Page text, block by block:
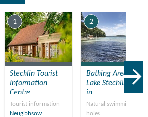
1
Stechlin Tourist
Information
Centre
Tourist information
Neuglobsow
2
Bathing Area at
Lake Stechlinsee
in…
Natural swimming
holes